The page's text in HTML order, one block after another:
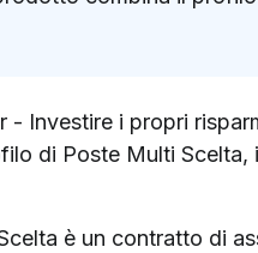
su Facebook
- Investire i propri
di Poste Multi
è un contratto di